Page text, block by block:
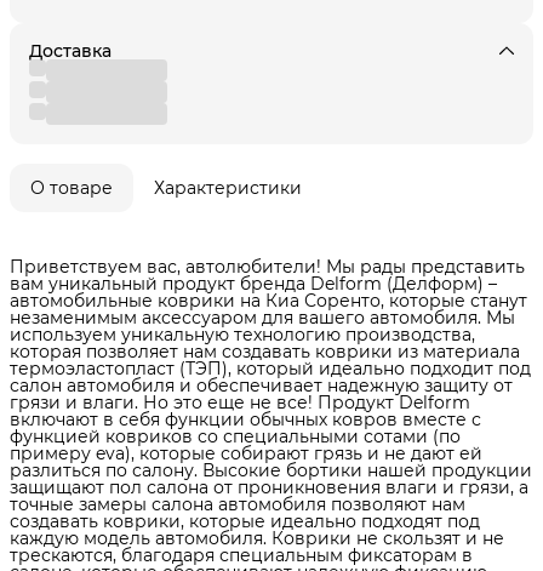
Доставка
О товаре Характеристики
Приветствуем вас, автолюбители! Мы рады представить
вам уникальный продукт бренда Delform (Делформ) –
автомобильные коврики на Киа Соренто, которые станут
незаменимым аксессуаром для вашего автомобиля. Мы
используем уникальную технологию производства,
которая позволяет нам создавать коврики из материала
термоэластопласт (ТЭП), который идеально подходит под
салон автомобиля и обеспечивает надежную защиту от
грязи и влаги. Но это еще не все! Продукт Delform
включают в себя функции обычных ковров вместе с
функцией ковриков со специальными сотами (по
примеру eva), которые собирают грязь и не дают ей
разлиться по салону. Высокие бортики нашей продукции
защищают пол салона от проникновения влаги и грязи, а
точные замеры салона автомобиля позволяют нам
создавать коврики, которые идеально подходят под
каждую модель автомобиля. Коврики не скользят и не
трескаются, благодаря специальным фиксаторам в